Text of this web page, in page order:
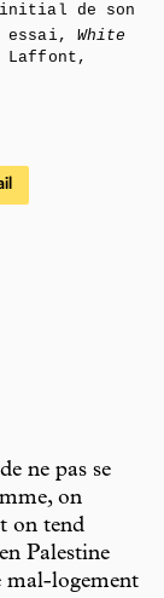
initial de son
essai, White
Laffont,
ne pas se
on
on tend
Palestine
mal-logement